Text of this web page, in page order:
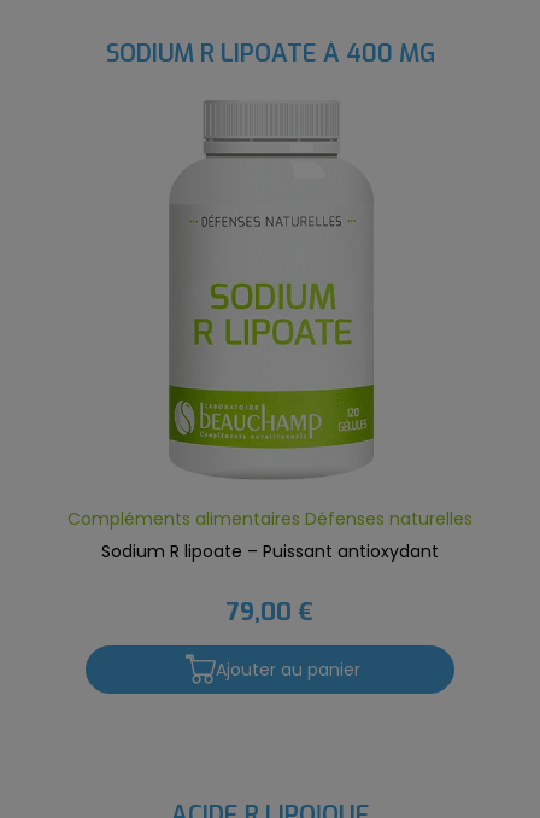
SODIUM R LIPOATE À 400 MG
Compléments alimentaires Défenses naturelles
Sodium R lipoate – Puissant antioxydant
79,00 €
Ajouter au panier